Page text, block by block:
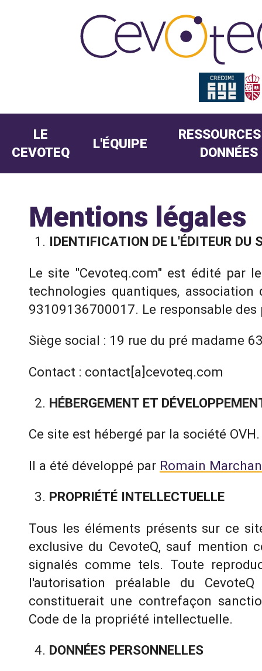
LE
CEVOTEQ
L'ÉQUIPE
DONNÉES
Mentions légales
IDENTIFICATION DE L'ÉDITEUR DU
Le site "Cevoteq.com" est édité par
technologies quantiques,
93109136700017. Le responsable
Siège social : 19 rue du pré madame
Contact : contact[a]cevoteq.com
HÉBERGEMENT ET
Ce site est hébergé par la société OVH.
Il a été développé par Romain
PROPRIÉTÉ INTELLECTUELLE
Tous les éléments présents sur ce
exclusive du CevoteQ, sauf mention
signalés comme tels. Toute
l'autorisation préalable du
constituerait une contrefaçon
Code de la propriété intellectuelle.
DONNÉES PERSONNELLES